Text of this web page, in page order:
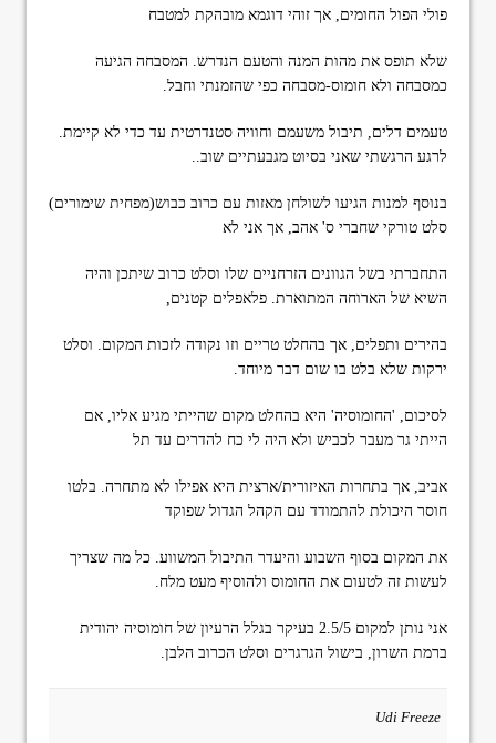
פולי הפול החומים, אך זוהי דוגמא מובהקת למטבח
שלא תופס את מהות המנה והטעם הנדרש. המסבחה הגיעה
כמסבחה ולא חומוס-מסבחה כפי שהזמנתי וחבל.
טעמים דלים, תיבול משעמם וחוויה סטנדרטית עד כדי לא קיימת.
לרגע הרגשתי שאני בסיוט מגבעתיים שוב..
בנוסף למנות הגיעו לשולחן מאזות עם כרוב כבוש(מפחית שימורים)
סלט טורקי שחברי ס' אהב, אך אני לא
התחברתי בשל הגוונים הזרחניים שלו וסלט כרוב שיתכן והיה
השיא של הארוחה המתוארת. פלאפלים קטנים,
בהירים ותפלים, אך בהחלט טריים וזו נקודה לזכות המקום. וסלט
ירקות שלא בלט בו שום דבר מיוחד.
לסיכום, 'החומוסיה' היא בהחלט מקום שהייתי מגיע אליו, אם
הייתי גר מעבר לכביש ולא היה לי כח להדרים עד תל
אביב, אך בתחרות האיזורית/ארצית היא אפילו לא מתחרה. בלטו
חוסר היכולת להתמודד עם הקהל הגדול שפוקד
את המקום בסוף השבוע והיעדר התיבול המשווע. כל מה שצריך
לעשות זה לטעום את החומוס ולהוסיף מעט מלח.
אני נותן למקום 2.5/5 בעיקר בגלל הרעיון של חומוסיה יהודית
ברמת השרון, בישול הגרגרים וסלט הכרוב הלבן.
Udi Freeze